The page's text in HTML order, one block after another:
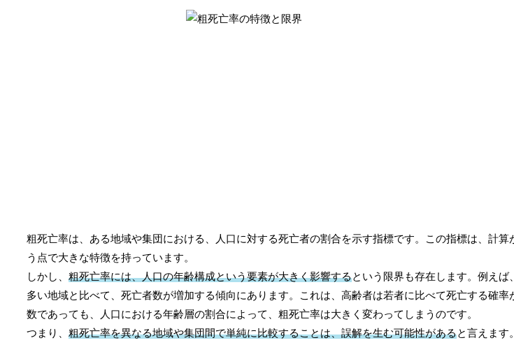
粗死亡率は、ある地域や集団における、人口に対する死亡者の割合を示す指標です。この指標は、計
う点で大きな特徴を持っています。
しかし、 粗死亡率には、人口の年齢構成という要素が大きく影響するという限界も存在します。例え
多い地域と比べて、死亡者数が増加する傾向にあります。これは、高齢者は若者に比べて死亡する確
数であっても、人口における年齢層の割合によって、粗死亡率は大きく変わってしまうのです。
つまり、 粗死亡率を異なる地域や集団間で単純に比較することは、誤解を生む可能性があると言えます